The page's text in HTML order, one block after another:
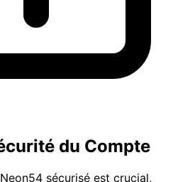
du Compte
sécurisé est crucial,